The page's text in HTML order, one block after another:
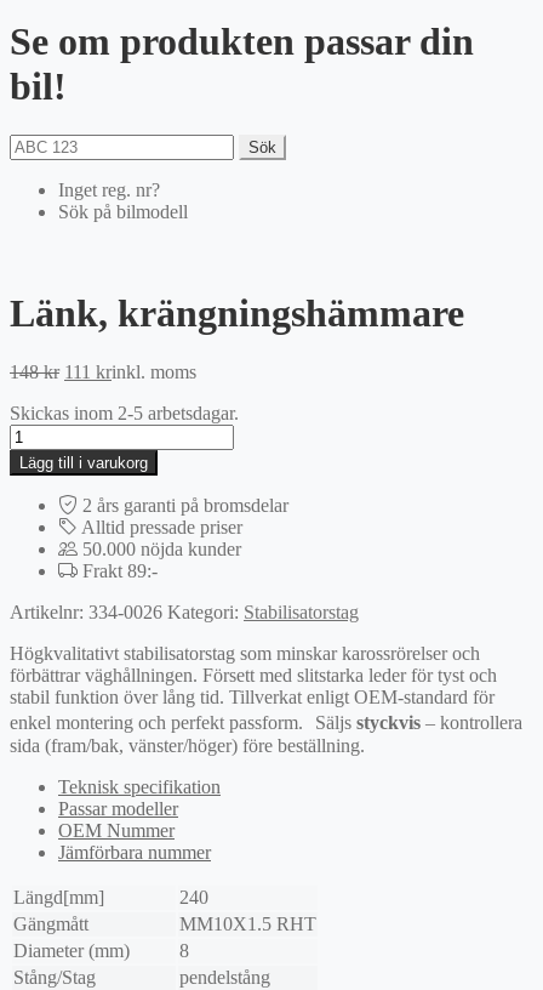
Se om produkten passar din
bil!
Sök
Inget reg. nr?
Sök på bilmodell
Länk, krängningshämmare
148kr Det
priset
148 kr.
111 krDet
priset
111 kr.
inkl. moms
Skickas inom 2-5 arbetsdagar.
Länk,
krängningshämmare
mängd
Lägg till i varukorg
2 års garanti på bromsdelar
Alltid pressade priser
50.000 nöjda kunder
Frakt 89:-
Artikelnr: 334-0026 Kategori: Stabilisatorstag
Högkvalitativt stabilisatorstag som minskar karossrörelser och
förbättrar väghållningen. Försett med slitstarka leder för tyst och
stabil funktion över lång tid. Tillverkat enligt OEM-standard för
enkel montering och perfekt passform. Säljs styckvis – kontrollera
sida (fram/bak, vänster/höger) före beställning.
Teknisk specifikation
Passar modeller
OEM Nummer
Jämförbara nummer
Längd[mm]
240
Gängmått
MM10X1.5 RHT
Diameter (mm)
8
Stång/Stag
pendelstång